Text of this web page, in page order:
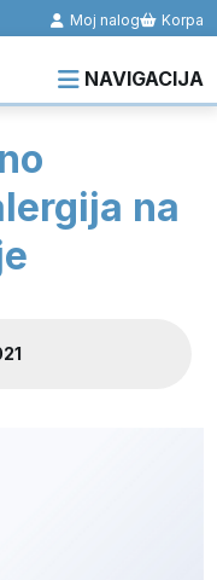
Moj nalog Korpa
NAVIGACIJA
na